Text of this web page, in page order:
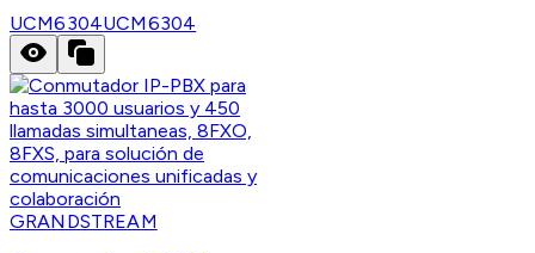
UCM6304UCM6304
GRANDSTREAM